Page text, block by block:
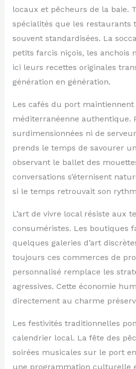
locaux et pêcheurs de la baie.
spécialités que les restaurants
souvent standardisées. La
petits farcis niçois, les anchois
ici leurs recettes originales
génération en génération.
Les cafés du port
méditerranéenne authentique.
surdimensionnées ni de
prends le temps de savourer
observant le ballet des
conversations s’éternisent
si le temps retrouvait son
L’art de vivre local résiste aux
consuméristes. Les boutiques
quelques galeries d’art
toujours ces commerces de
personnalisé remplace les
agressives. Cette économie
directement au charme
Les festivités traditionnelles
calendrier local. La fête des
soirées musicales sur le port
une programmation culturelle